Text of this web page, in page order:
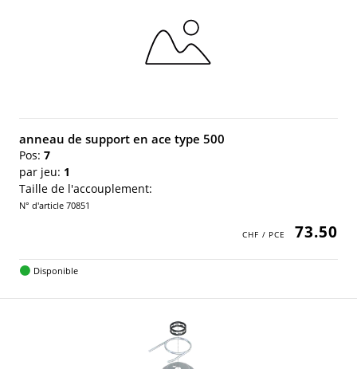
anneau de support en ace type 500
Pos: 7
par jeu: 1
Taille de l'accouplement:
N° d'article 70851
73.50
Disponible